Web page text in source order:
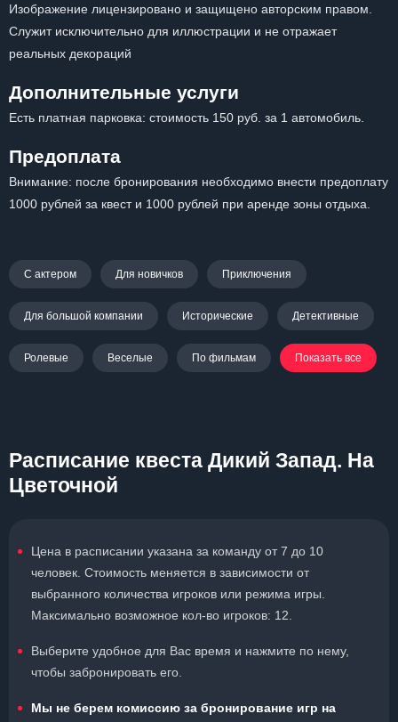
Изображение лицензировано и защищено авторским правом.
Служит исключительно для иллюстрации и не отражает
реальных декораций
Дополнительные услуги
Есть платная парковка: стоимость 150 руб. за 1 автомобиль.
Предоплата
Внимание: после бронирования необходимо внести предоплату
1000 рублей за квест и 1000 рублей при аренде зоны отдыха.
С актером Для новичков Приключения
Для большой компании Исторические Детективные
Ролевые Веселые По фильмам Показать все
Расписание квеста Дикий Запад. На
Цветочной
Цена в расписании указана за команду от 7 до 10
человек. Стоимость меняется в зависимости от
выбранного количества игроков или режима игры.
Максимально возможное кол-во игроков: 12.
Выберите удобное для Вас время и нажмите по нему,
чтобы забронировать его.
Мы не берем комиссию за бронирование игр на